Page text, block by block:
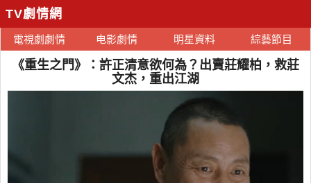
TV劇情網
電視劇劇情 电影劇情 明星資料 綜藝節目
《重生之門》：許正清意欲何為？出賣莊耀柏，救莊
文杰，重出江湖